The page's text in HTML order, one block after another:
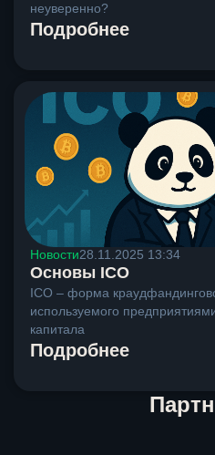
неуверенно?
Подробнее
Новости28.11.2025 13:34
Основы ICO
ICO – форма
используемого
капитала
Подробнее